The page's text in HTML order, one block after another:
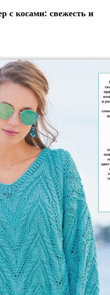
с косами: свежесть и